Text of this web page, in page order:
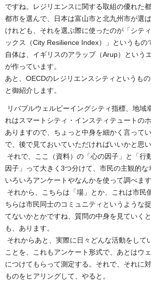
ですね。レジリエンスに関する取組の優れた
都市を選んで、日本は富山市と北九州市が選
けれども、それを選ぶ際に使ったのが「シテ
ックス（City Resilience Index）」というもの
自体は、イギリスのアラップ（Arup）という
が作っています。
あと、OECDのレジリエンスシティというも
と御紹介します。
リバブルウェルビーイングシティ指標、地域
れはスマートシティ・インスティテュートの
ありますので、ちょっと中身を細かく言って
で、後で見ておいていただければいいかと思い
それで、ここ（資料）の「心の因子」と「行
因子」って大きく3つ分けて、市民の主観的な
いろいろアンケートやなんかを使って調べます
それから、こちらは「場」とか、これは市民
ちらは市民同士のコミュニティというような
てないかとかですね、質問の中身を見ていく
も、あります。
それからあと、実際に日々どんな活動をして
ことを、これもアンケート形式で、あとはウ
につけてもらって測定する。それで、それに
ものをヒアリングして、やると。